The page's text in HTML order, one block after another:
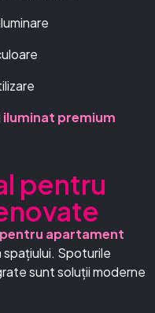
iluminat premium
pentru
apartament
Spoturile
sunt soluții moderne